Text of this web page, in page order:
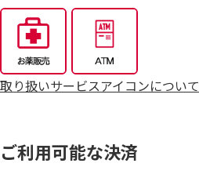
7/25～全力プライス8月号
取り扱いサービスアイコンについて
ご利用可能な決済